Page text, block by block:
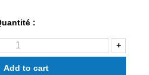
:
+
Add to cart